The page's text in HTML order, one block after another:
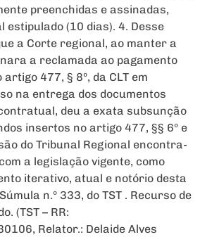
preenchidas e assinadas,
estipulado (10 dias). 4. Desse
a Corte regional, ao manter a
a reclamada ao pagamento
477, § 8º, da CLT em
na entrega dos documentos
deu a exata subsunção
insertos no artigo 477, §§ 6º e
do Tribunal Regional encontra-
a legislação vigente, como
iterativo, atual e notório desta
n.º 333, do TST . Recurso de
(TST – RR:
Relator.: Delaide Alves